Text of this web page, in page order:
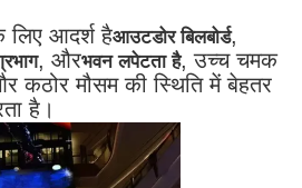
लिए आदर्श हैआउटडोर बिलबोर्ड,
, औरभवन लपेटता है, उच्च चमक
कठोर मौसम की स्थिति में बेहतर
है।